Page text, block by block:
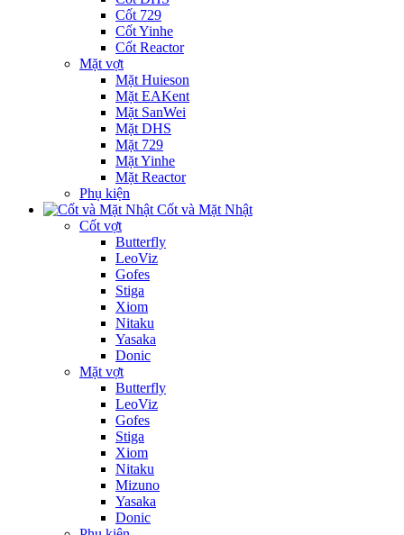
Cốt 729
Cốt Yinhe
Cốt Reactor
Mặt vợt
Mặt Huieson
Mặt EAKent
Mặt SanWei
Mặt DHS
Mặt 729
Mặt Yinhe
Mặt Reactor
Phụ kiện
Cốt và Mặt Nhật
Cốt vợt
Butterfly
LeoViz
Gofes
Stiga
Xiom
Nitaku
Yasaka
Donic
Mặt vợt
Butterfly
LeoViz
Gofes
Stiga
Xiom
Nitaku
Mizuno
Yasaka
Donic